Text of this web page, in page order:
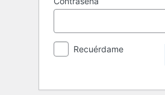
Recuérdame